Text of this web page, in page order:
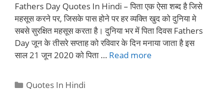
Fathers Day Quotes In Hindi – पिता एक ऐसा शब्द है जिसे
महसूस करने पर, जिसके पास होने पर हर व्यक्ति खुद को दुनिया मे
सबसे सुरक्षित महसूस करता है। दुनिया भर में पिता दिवस Fathers
Day जून के तीसरे सप्ताह को रविवार के दिन मनाया जाता है इस
साल 21 जून 2020 को पिता … Read more
Categories
Quotes In Hindi